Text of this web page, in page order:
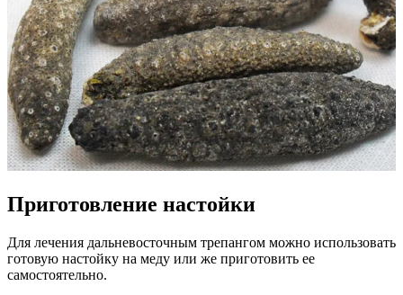
Приготовление настойки
Для лечения дальневосточным трепангом можно использовать
готовую настойку на меду или же приготовить ее
самостоятельно.